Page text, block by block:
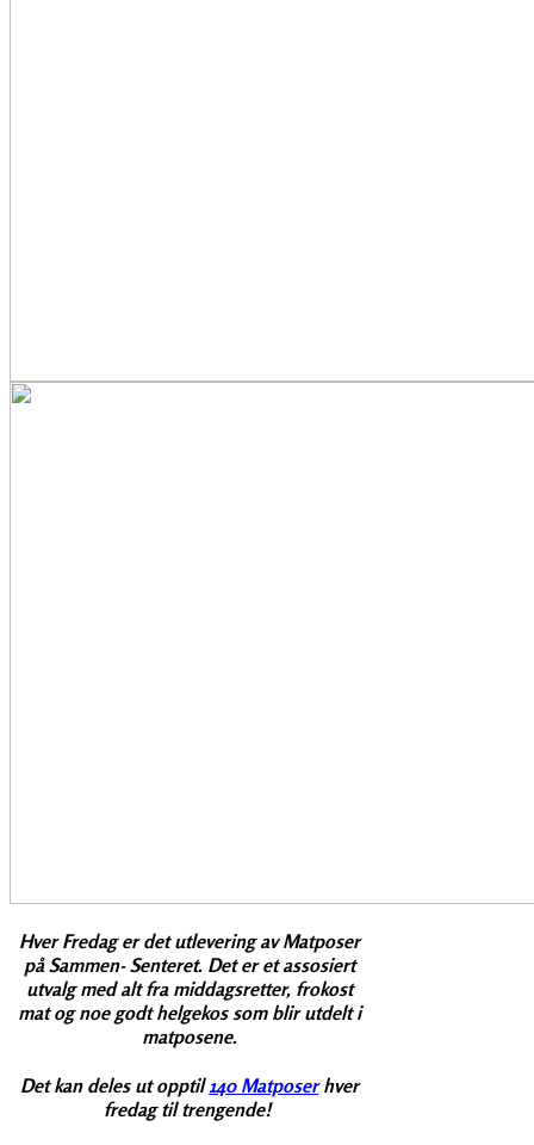
Hver Fredag er det utlevering av Matposer
på Sammen- Senteret. Det er et assosiert
utvalg med alt fra middagsretter, frokost
mat og noe godt helgekos som blir utdelt i
matposene.
Det kan deles ut opptil140 Matposerhver
fredag til trengende!